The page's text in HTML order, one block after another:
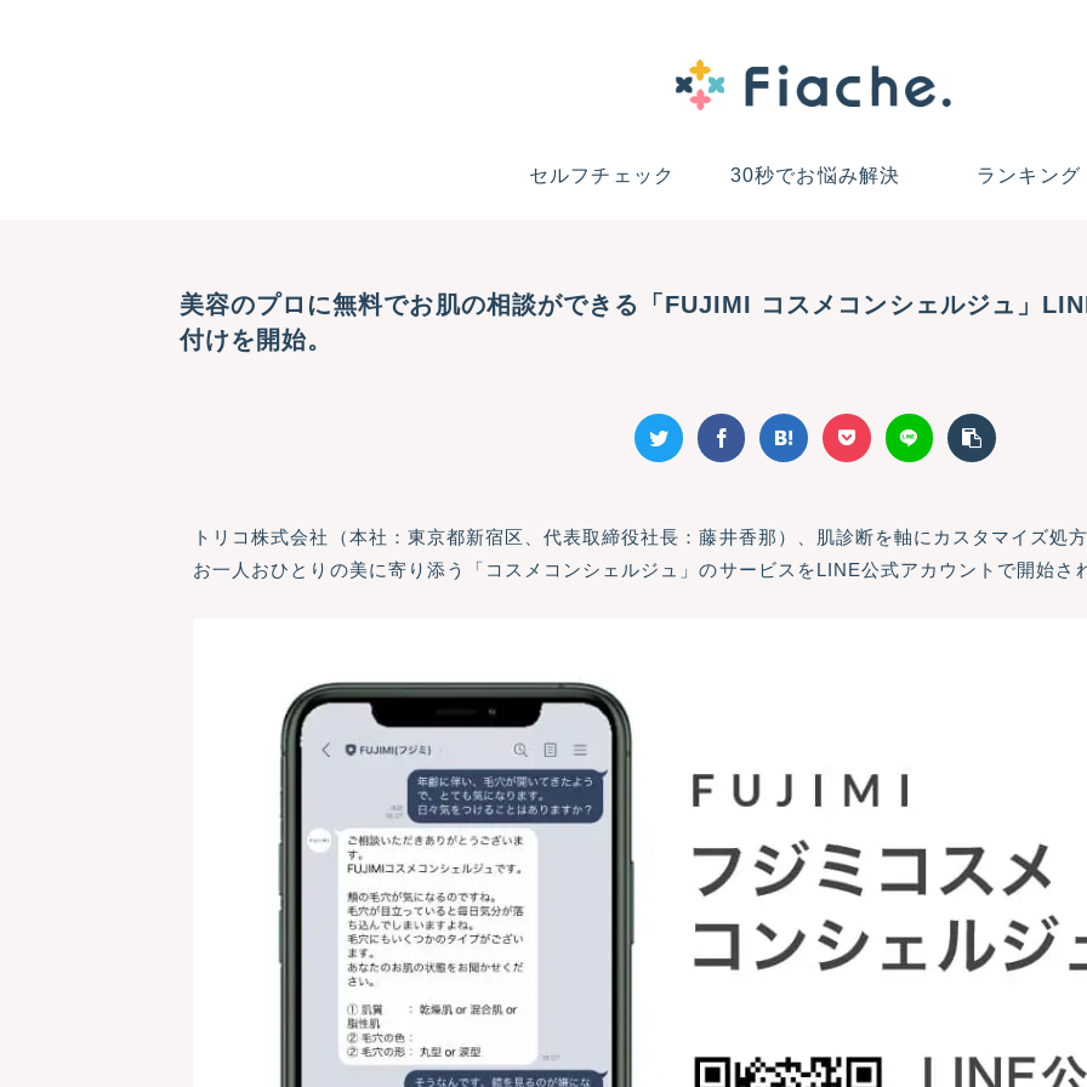
セルフチェック 30秒でお悩み解決 ランキング
美容のプロに無料でお肌の相談ができる「FUJIMI コスメコンシェルジュ」
付けを開始。
トリコ株式会社（本社：東京都新宿区、代表取締役社長：藤井香那）、肌診断を軸にカスタマイズ処
お一人おひとりの美に寄り添う「コスメコンシェルジュ」のサービスをLINE公式アカウントで開始さ